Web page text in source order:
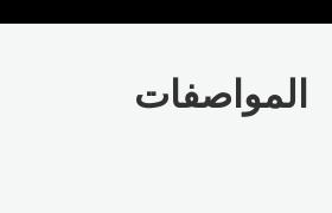
المواصفات